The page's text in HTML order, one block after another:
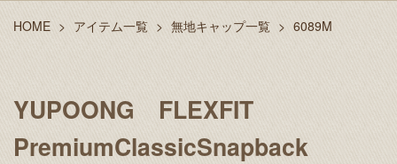
HOME > アイテム一覧 > 無地キャップ一覧 > 6089M
YUPOONG FLEXFIT
PremiumClassicSnapback